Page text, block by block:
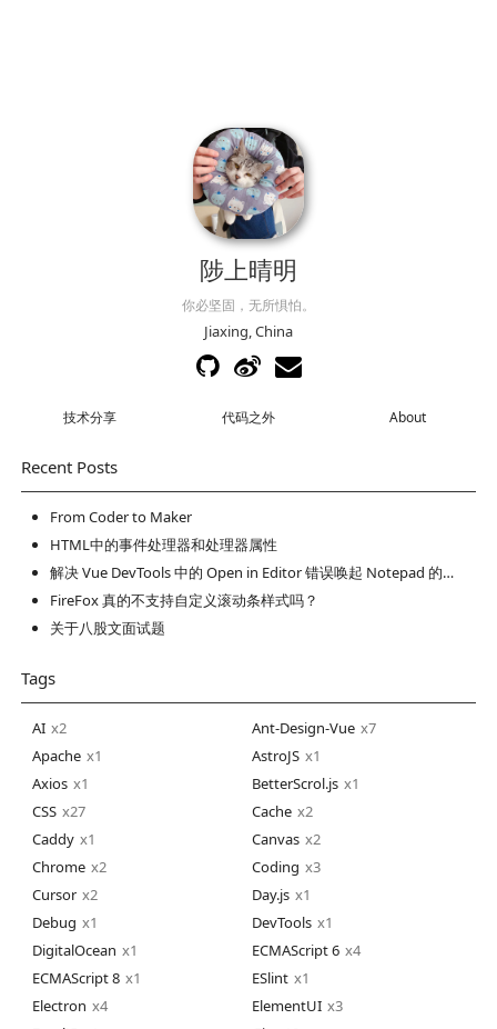
陟上晴明
你必坚固，无所惧怕。
Jiaxing, China
技术分享 代码之外 About
Recent Posts
From Coder to Maker
HTML中的事件处理器和处理器属性
解决 Vue DevTools 中的 Open in Editor 错误唤起 Notepad 的问题
FireFox 真的不支持自定义滚动条样式吗？
关于八股文面试题
Tags
AI 2 Ant-Design-Vue
7
Apache
1 AstroJS
1
Axios
1 BetterScrol.js
1
CSS
27 Cache
2
Caddy
1 Canvas
2
Chrome
2 Coding
3
Cursor
2 Day.js
1
Debug
1 DevTools
1
DigitalOcean
1 ECMAScript 6
4
ECMAScript 8
1 ESlint
1
Electron
4 ElementUI
3